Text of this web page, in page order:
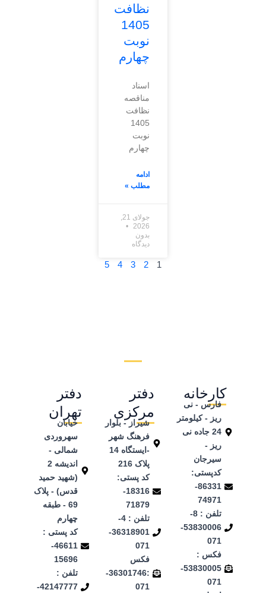
نظافت
1405
نوبت
چهارم
اسناد
مناقصه
نظافت
1405
نوبت
چهارم
ادامه
مطلب »
جولای 21,
2026
بدون
دیدگاه
1
2
3
4
5
کارخانه
فارس - نی
ریز - کیلومتر
24 جاده نی
ریز -
سیرجان
کدپستی:
86331-
74971
تلفن ‌: 8-
53830006-
071
فکس :
53830005-
071
دفتر
مرکزی
شیراز - بلوار
فرهنگ شهر
-ایستگاه 14
پلاک 216
کد پستی:
18316-
71879
تلفن : 4-
36318901-
071
فکس
:36301746-
071
دفتر
تهران
خیابان
سهروردی
شمالی -
اندیشه 2
(شهید حمید
قدس) - پلاک
69 - طبقه
چهارم
کد پستی :
46611-
15696
تلفن :
42147777-